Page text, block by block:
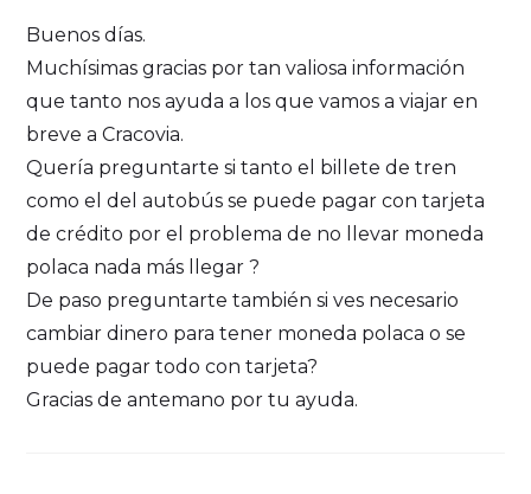
Buenos días.
Muchísimas gracias por tan valiosa información
que tanto nos ayuda a los que vamos a viajar en
breve a Cracovia.
Quería preguntarte si tanto el billete de tren
como el del autobús se puede pagar con tarjeta
de crédito por el problema de no llevar moneda
polaca nada más llegar ?
De paso preguntarte también si ves necesario
cambiar dinero para tener moneda polaca o se
puede pagar todo con tarjeta?
Gracias de antemano por tu ayuda.